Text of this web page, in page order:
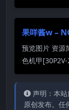
果咩酱w –
预览图片 资源
色机甲
声明：本
原创发布。任